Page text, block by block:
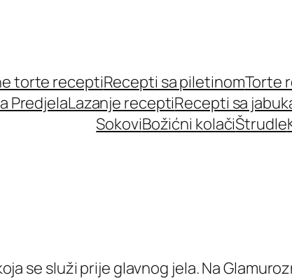
torte receptiRecepti sa piletinomTorte
PredjelaLazanje receptiRecepti sa
SokoviBožićni kolačiŠtrudle
se služi prije glavnog jela. Na